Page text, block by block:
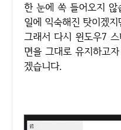
한 눈에 쏙 들어오지 않
일에 익숙해진 탓이겠
그래서 다시 윈도우7
면을 그대로 유지하고
겠습니다.